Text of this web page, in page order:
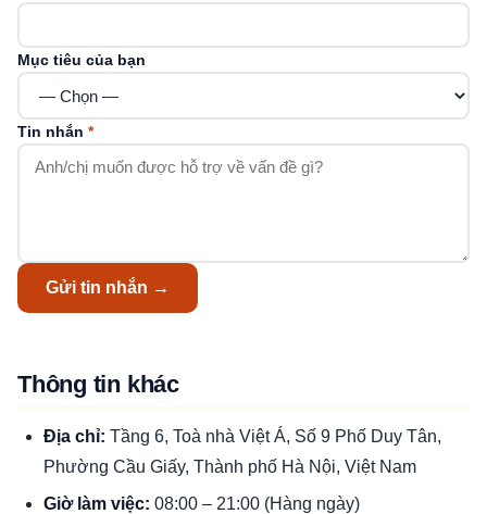
Mục tiêu của bạn
Tin nhắn *
Gửi tin nhắn →
Thông tin khác
Địa chỉ: Tầng 6, Toà nhà Việt Á, Số 9 Phố Duy Tân,
Phường Cầu Giấy, Thành phố Hà Nội, Việt Nam
Giờ làm việc: 08:00 – 21:00 (Hàng ngày)